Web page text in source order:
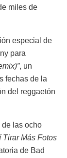
miles de
especial de
para
, un
fechas de la
del reggaetón
de las ocho
Tirar Más Fotos
de Bad